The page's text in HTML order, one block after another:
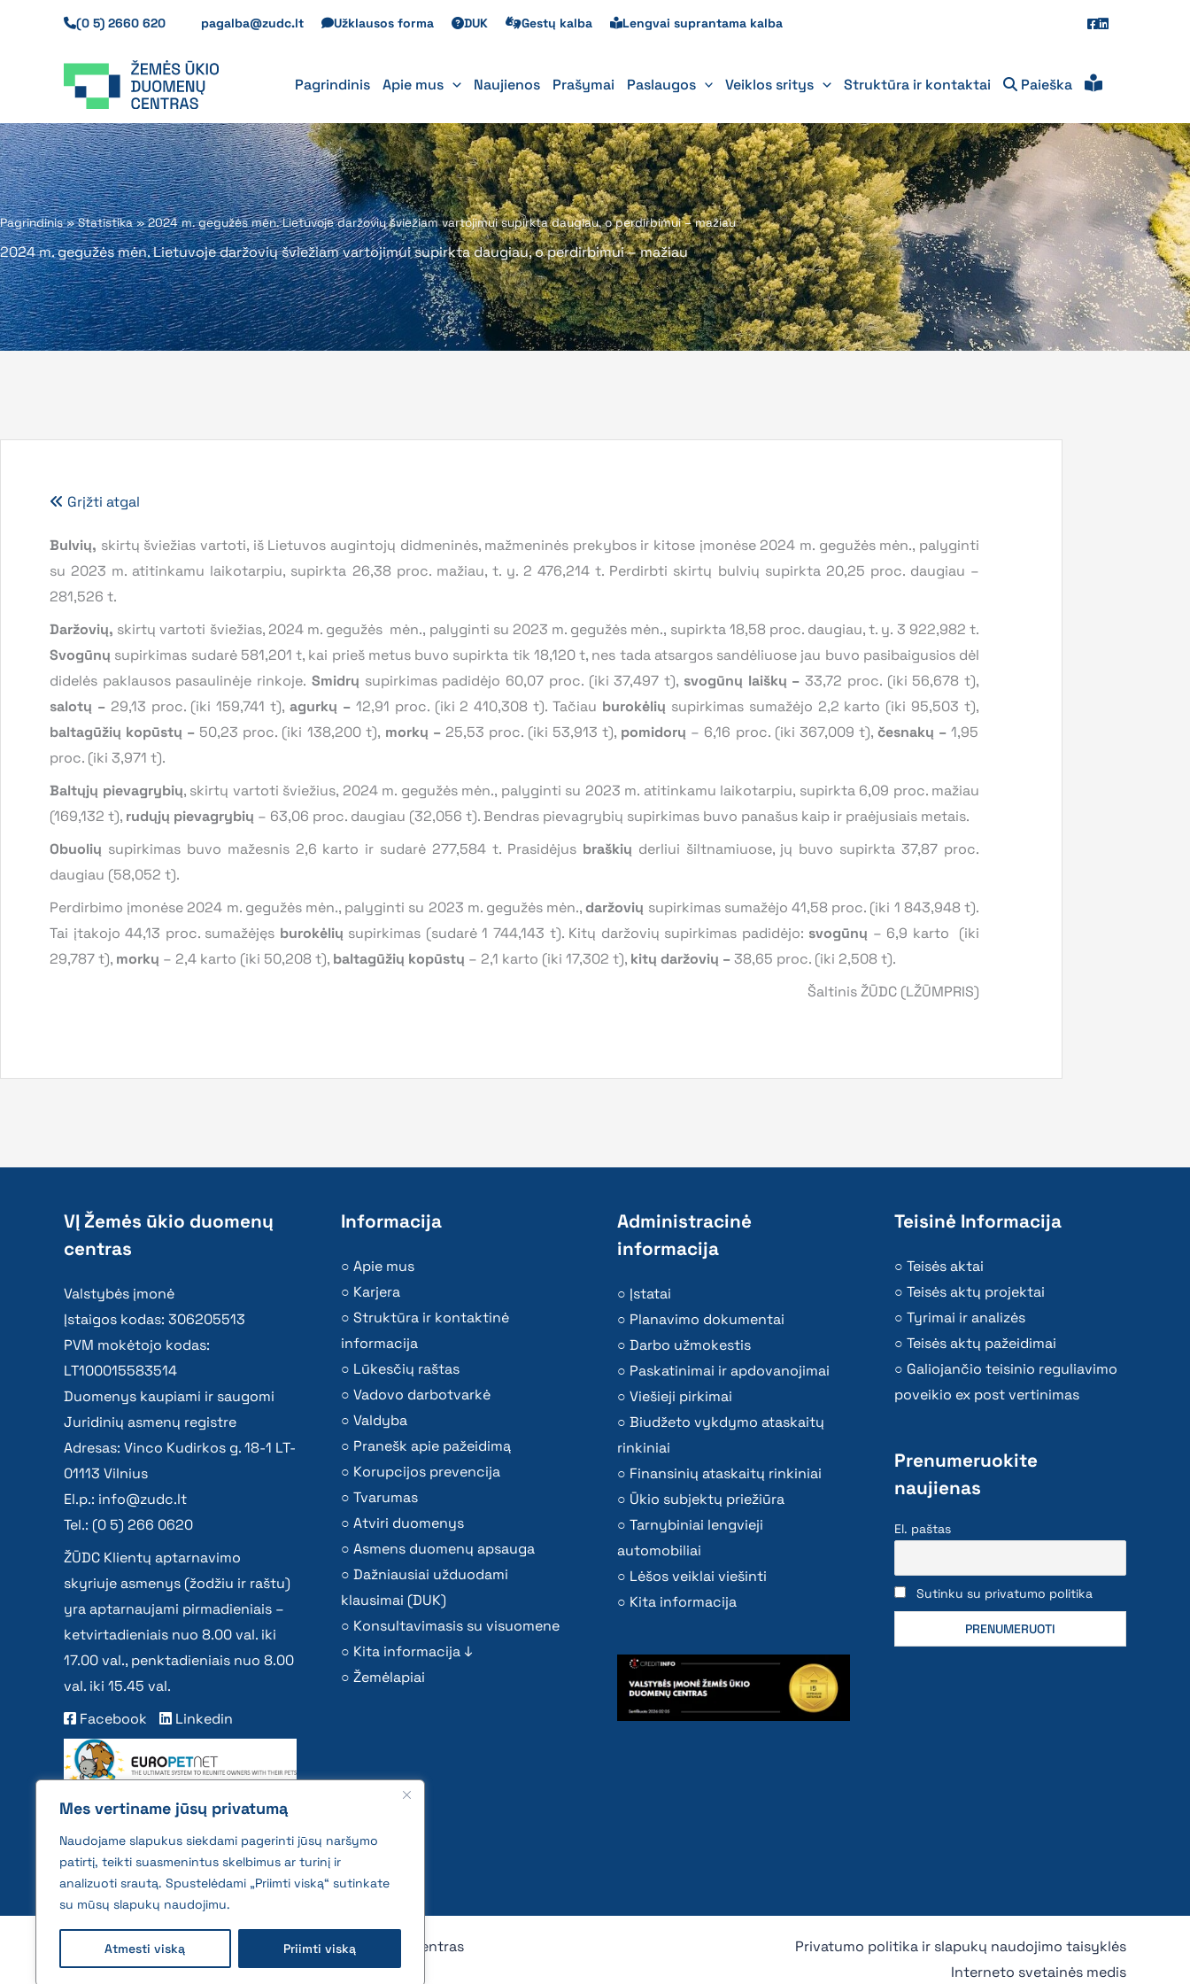
Mes vertiname jūsų privatumą
Naudojame slapukus siekdami pagerinti jūsų naršymo
patirtį, teikti suasmenintus skelbimus ar turinį ir
analizuoti srautą. Spustelėdami „Priimti viską“ sutinkate
su mūsų slapukų naudojimu.
Atmesti viską Priimti viską
(0 5) 2660 620 pagalba@zudc.lt Užklausos forma DUK Gestų kalba Lengvai suprantama kalba
Pagrindinis Apie mus Naujienos Prašymai Paslaugos Veiklos sritys Struktūra ir kontaktai Paieška
Pagrindinis»Statistika»2024 m. gegužės mėn. Lietuvoje daržovių šviežiam vartojimui supirkta daugiau, o perdirbimui – mažiau
2024 m. gegužės mėn. Lietuvoje daržovių šviežiam vartojimui supirkta daugiau, o perdirbimui – mažiau
Grįžti atgal
Bulvių, skirtų šviežias vartoti, iš Lietuvos augintojų didmeninės, mažmeninės prekybos ir kitose įmonėse 2024 m. gegužės mėn., palyginti
su 2023 m. atitinkamu laikotarpiu, supirkta 26,38 proc. mažiau, t. y. 2 476,214 t. Perdirbti skirtų bulvių supirkta 20,25 proc. daugiau –
281,526 t.
Daržovių, skirtų vartoti šviežias, 2024 m. gegužės mėn., palyginti su 2023 m. gegužės mėn., supirkta 18,58 proc. daugiau, t. y. 3 922,982 t.
Svogūnų supirkimas sudarė 581,201 t, kai prieš metus buvo supirkta tik 18,120 t, nes tada atsargos sandėliuose jau buvo pasibaigusios dėl
didelės paklausos pasaulinėje rinkoje. Smidrų supirkimas padidėjo 60,07 proc. (iki 37,497 t), svogūnų laiškų –33,72 proc. (iki 56,678 t),
salotų – 29,13 proc. (iki 159,741 t),agurkų –12,91 proc. (iki 2 410,308 t). Tačiau burokėlių supirkimas sumažėjo 2,2 karto (iki 95,503 t),
baltagūžių kopūstų – 50,23 proc. (iki 138,200 t), morkų –25,53 proc. (iki 53,913 t), pomidorų – 6,16 proc. (iki 367,009 t), česnakų –1,95
proc. (iki 3,971 t).
Baltųjų pievagrybių, skirtų vartoti šviežius, 2024 m. gegužės mėn., palyginti su 2023 m. atitinkamu laikotarpiu, supirkta 6,09 proc. mažiau
(169,132 t), rudųjų pievagrybių – 63,06 proc. daugiau (32,056 t). Bendras pievagrybių supirkimas buvo panašus kaip ir praėjusiais metais.
Obuolių supirkimas buvo mažesnis 2,6 karto ir sudarė 277,584 t. Prasidėjus braškių derliui šiltnamiuose, jų buvo supirkta 37,87 proc.
daugiau (58,052 t).
Perdirbimo įmonėse 2024 m. gegužės mėn., palyginti su 2023 m. gegužės mėn.,daržovių supirkimas sumažėjo 41,58 proc. (iki 1 843,948 t).
Tai įtakojo 44,13 proc. sumažėjęs burokėlių supirkimas (sudarė 1 744,143 t). Kitų daržovių supirkimas padidėjo: svogūnų – 6,9 karto (iki
29,787 t), morkų – 2,4 karto (iki 50,208 t), baltagūžių kopūstų – 2,1 karto (iki 17,302 t), kitų daržovių –38,65 proc. (iki 2,508 t).
Šaltinis ŽŪDC (LŽŪMPRIS)
VĮ Žemės ūkio duomenų
centras
Valstybės įmonė
Įstaigos kodas: 306205513
PVM mokėtojo kodas:
LT100015583514
Duomenys kaupiami ir saugomi
Juridinių asmenų registre
Adresas: Vinco Kudirkos g. 18-1 LT-
01113 Vilnius
El.p.: info@zudc.lt
Tel.: (0 5) 266 0620
ŽŪDC Klientų aptarnavimo
skyriuje asmenys (žodžiu ir raštu)
yra aptarnaujami pirmadieniais –
ketvirtadieniais nuo 8.00 val. iki
17.00 val., penktadieniais nuo 8.00
val. iki 15.45 val.
Facebook
Linkedin
Informacija
Apie mus
Karjera
Struktūra ir kontaktinė
informacija
Lūkesčių raštas
Vadovo darbotvarkė
Valdyba
Pranešk apie pažeidimą
Korupcijos prevencija
Tvarumas
Atviri duomenys
Asmens duomenų apsauga
Dažniausiai užduodami
klausimai (DUK)
Konsultavimasis su visuomene
Kita informacija ↓
Žemėlapiai
Administracinė
informacija
Įstatai
Planavimo dokumentai
Darbo užmokestis
Paskatinimai ir apdovanojimai
Viešieji pirkimai
Biudžeto vykdymo ataskaitų
rinkiniai
Finansinių ataskaitų rinkiniai
Ūkio subjektų priežiūra
Tarnybiniai lengvieji
automobiliai
Lėšos veiklai viešinti
Kita informacija
Teisinė Informacija
Teisės aktai
Teisės aktų projektai
Tyrimai ir analizės
Teisės aktų pažeidimai
Galiojančio teisinio reguliavimo
poveikio ex post vertinimas
Prenumeruokite
naujienas
El. paštas
Sutinku su privatumo politika
2026 © All rights reserved | VĮ Žemės ūkio duomenų centras
Privatumo politika ir slapukų naudojimo taisyklės
Interneto svetainės medis